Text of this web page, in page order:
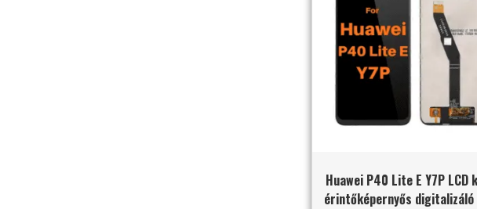
Huawei P40 Lite E Y7P LCD
érintőképernyős